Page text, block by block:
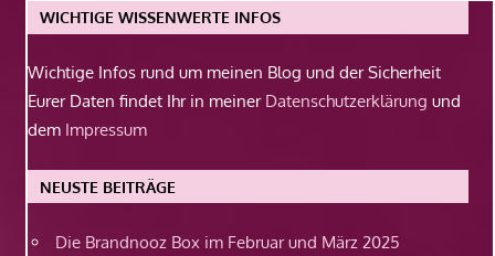
WICHTIGE WISSENWERTE INFOS
Wichtige Infos rund um meinen Blog und der Sicherheit
Eurer Daten findet Ihr in meiner Datenschutzerklärung und
dem Impressum
NEUSTE BEITRÄGE
Die Brandnooz Box im Februar und März 2025